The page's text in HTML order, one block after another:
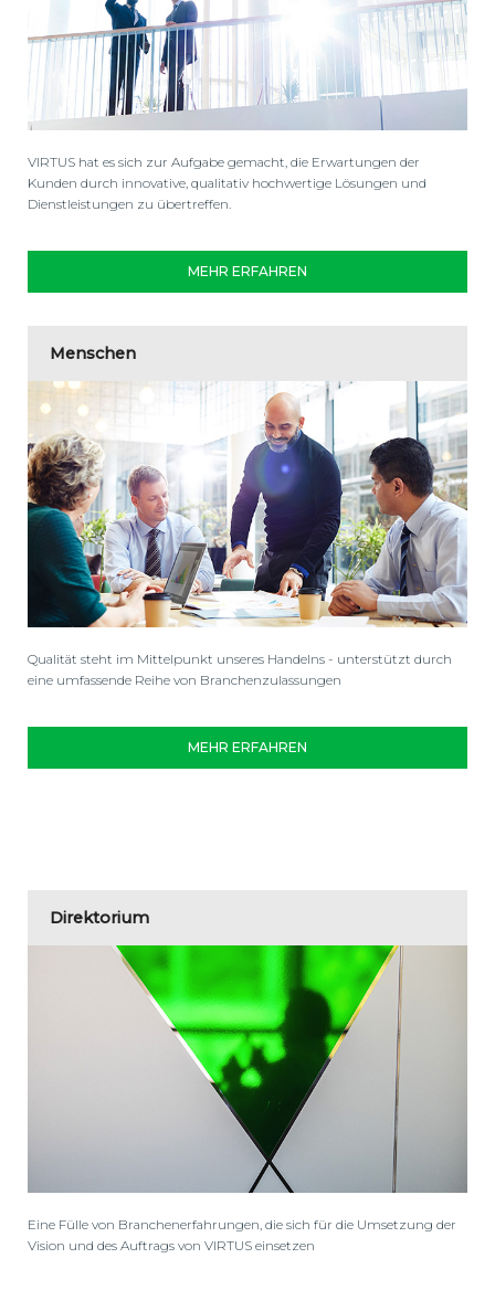
VIRTUS hat es sich zur Aufgabe gemacht, die Erwartungen der
Kunden durch innovative, qualitativ hochwertige Lösungen und
Dienstleistungen zu übertreffen.
MEHR ERFAHREN
Menschen
Qualität steht im Mittelpunkt unseres Handelns - unterstützt durch
eine umfassende Reihe von Branchenzulassungen
MEHR ERFAHREN
Direktorium
Eine Fülle von Branchenerfahrungen, die sich für die Umsetzung der
Vision und des Auftrags von VIRTUS einsetzen